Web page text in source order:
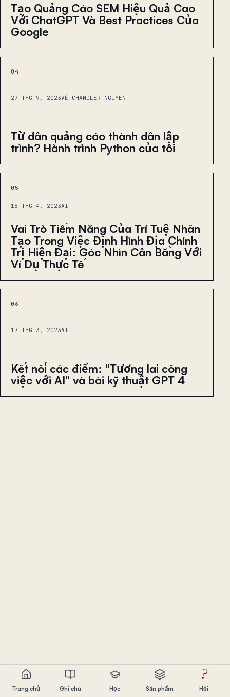
Tạo Quảng Cáo SEM Hiệu Quả Cao
Với ChatGPT Và Best Practices Của
Google
04
27 THG 9, 2023VỀ CHANDLER NGUYEN
Từ dân quảng cáo thành dân lập
trình? Hành trình Python của tôi
05
18 THG 4, 2023AI
Vai Trò Tiềm Năng Của Trí Tuệ Nhân
Tạo Trong Việc Định Hình Địa Chính
Trị Hiện Đại: Góc Nhìn Cân Bằng Với
Ví Dụ Thực Tế
06
17 THG 3, 2023AI
Kết nối các điểm: "Tương lai công
việc với AI" và bài kỹ thuật GPT 4
Trang chủ Ghi chú Học Sản phẩm
?
Hỏi